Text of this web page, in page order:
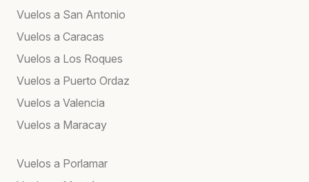
Vuelos a San Antonio
Vuelos a Caracas
Vuelos a Los Roques
Vuelos a Puerto Ordaz
Vuelos a Valencia
Vuelos a Maracay
Vuelos a Porlamar